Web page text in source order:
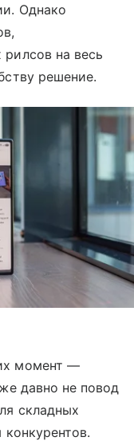
Однако
на весь
решение.
момент —
давно не повод
складных